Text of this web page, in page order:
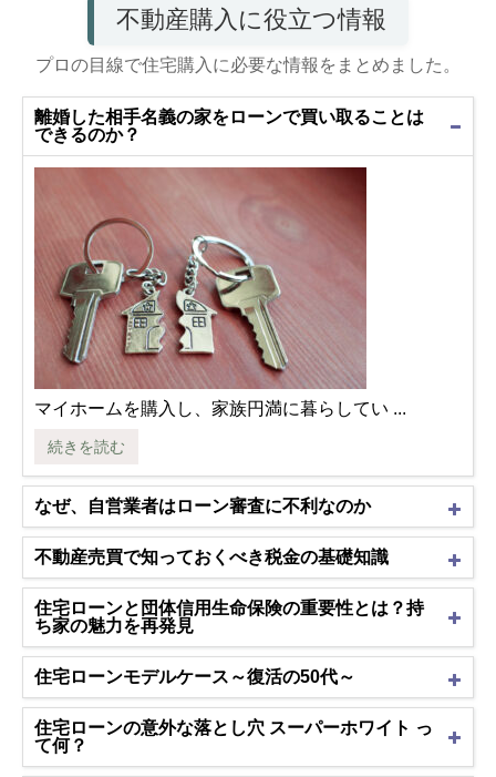
不動産購入に役立つ情報
プロの目線で住宅購入に必要な情報をまとめました。
離婚した相手名義の家をローンで買い取ることは
できるのか？
マイホームを購入し、家族円満に暮らしてい ...
続きを読む
なぜ、自営業者はローン審査に不利なのか
不動産売買で知っておくべき税金の基礎知識
住宅ローンと団体信用生命保険の重要性とは？持
ち家の魅力を再発見
住宅ローンモデルケース～復活の50代～
住宅ローンの意外な落とし穴 スーパーホワイト っ
て何？